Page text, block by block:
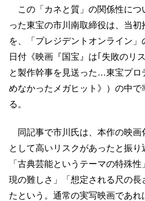
この「カネと質」の関係性につ
った東宝の市川南取締役は、当初
を、「プレジデントオンライン」
日付《映画『国宝』は｢失敗のリ
と製作幹事を見送った…東宝プロ
めなかったメガヒット》）の中で
る。
同記事で市川氏は、本作の映画
として高いリスクがあったと振り
「古典芸能というテーマの特殊
現の難しさ」「想定される尺の長
たという。通常の実写映画であれ